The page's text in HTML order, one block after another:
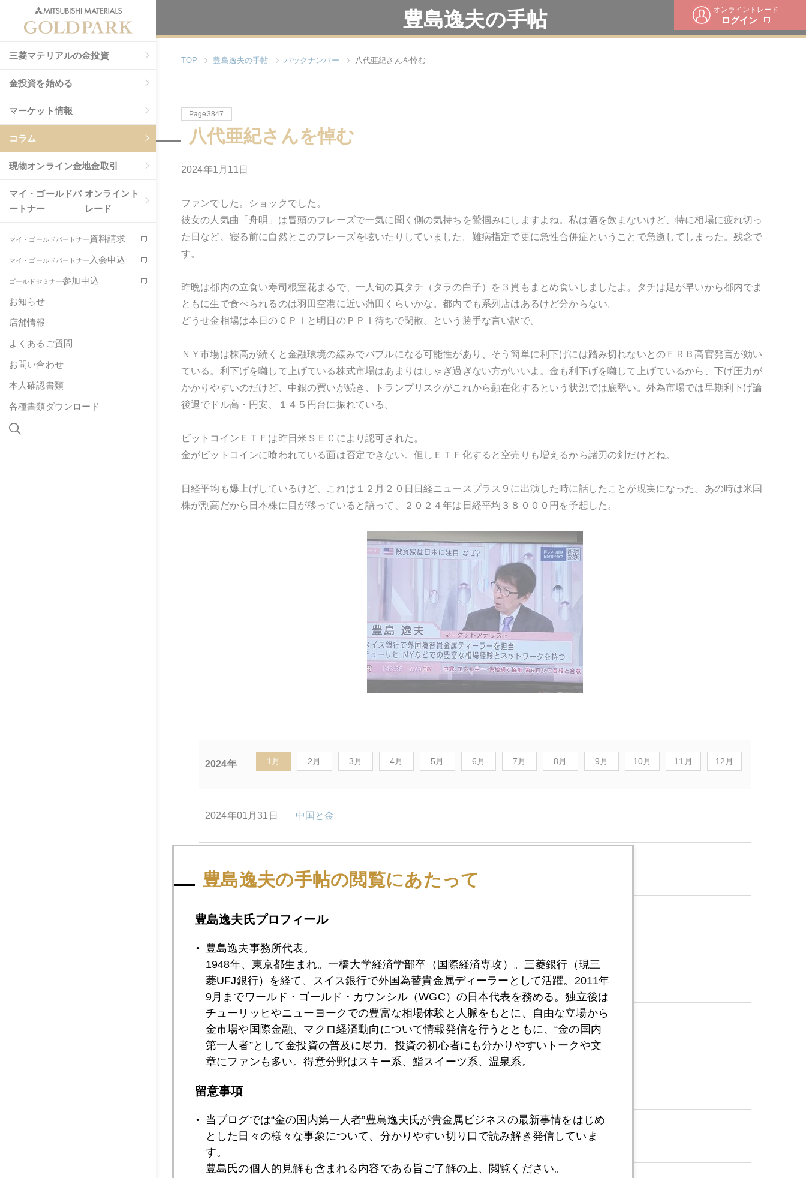
オンライントレード
ログイン
三菱マテリアルの金投資
金投資を始める
マーケット情報
コラム
現物オンライン金地金取引
マイ・ゴールドパ
ートナー
オンライント
レード
マイ・ゴールドパートナー資料請求
マイ・ゴールドパートナー 入会申込
ゴールドセミナー参加申込
お知らせ
店舗情報
よくあるご質問
お問い合わせ
本人確認書類
各種書類ダウンロード
豊島逸夫の手帖
TOP 豊島逸夫の手帖 バックナンバー 八代亜紀さんを悼む
Page3847
八代亜紀さんを悼む
2024年1月11日
ファンでした。ショックでした。
彼女の人気曲「舟唄」は冒頭のフレーズで一気に聞く側の気持ちを鷲掴みにしますよね。私は酒を飲まないけど、特に相場に疲れ切っ
た日など、寝る前に自然とこのフレーズを呟いたりしていました。難病指定で更に急性合併症ということで急逝してしまった。残念で
す。
昨晩は都内の立食い寿司根室花まるで、一人旬の真タチ（タラの白子）を３貫もまとめ食いしましたよ。タチは足が早いから都内でま
ともに生で食べられるのは羽田空港に近い蒲田くらいかな。都内でも系列店はあるけど分からない。
どうせ金相場は本日のＣＰＩと明日のＰＰＩ待ちで閑散。という勝手な言い訳で。
ＮＹ市場は株高が続くと金融環境の緩みでバブルになる可能性があり、そう簡単に利下げには踏み切れないとのＦＲＢ高官発言が効い
ている。利下げを囃して上げている株式市場はあまりはしゃぎ過ぎない方がいいよ。金も利下げを囃して上げているから、下げ圧力が
かかりやすいのだけど、中銀の買いが続き、トランプリスクがこれから顕在化するという状況では底堅い。外為市場では早期利下げ論
後退でドル高・円安、１４５円台に振れている。
ビットコインＥＴＦは昨日米ＳＥＣにより認可された。
金がビットコインに喰われている面は否定できない。但しＥＴＦ化すると空売りも増えるから諸刃の剣だけどね。
日経平均も爆上げしているけど、これは１２月２０日日経ニュースプラス９に出演した時に話したことが現実になった。あの時は米国
株が割高だから日本株に目が移っていると語って、２０２４年は日経平均３８０００円を予想した。
2024年 1月 2月 3月 4月 5月 6月 7月 8月 9月 10月 11月 12月
2024年01月31日 中国と金
2024年01月29日 今の金相場のおさらい
2024年01月24日 変わりゆく日本人の相場観
2024年01月19日 金、２０００ドル台から反発
2024年01月18日 国際金価格、２０００ドル台を割り込むか
2024年01月17日
2024年01月15日 金価格２０５０ドル突破
豊島逸夫の手帖の閲覧にあたって
豊島逸夫氏プロフィール
豊島逸夫事務所代表。
1948年、東京都生まれ。一橋大学経済学部卒（国際経済専攻）。三菱銀行（現三
菱UFJ銀行）を経て、スイス銀行で外国為替貴金属ディーラーとして活躍。2011年
9月までワールド・ゴールド・カウンシル（WGC）の日本代表を務める。独立後は
チューリッヒやニューヨークでの豊富な相場体験と人脈をもとに、自由な立場から
金市場や国際金融、マクロ経済動向について情報発信を行うとともに、“金の国内
第一人者”として金投資の普及に尽力。投資の初心者にも分かりやすいトークや文
章にファンも多い。得意分野はスキー系、鮨スイーツ系、温泉系。
留意事項
当ブログでは“金の国内第一人者”豊島逸夫氏が貴金属ビジネスの最新事情をはじめ
とした日々の様々な事象について、分かりやすい切り口で読み解き発信していま
す。
豊島氏の個人的見解も含まれる内容である旨ご了解の上、閲覧ください。